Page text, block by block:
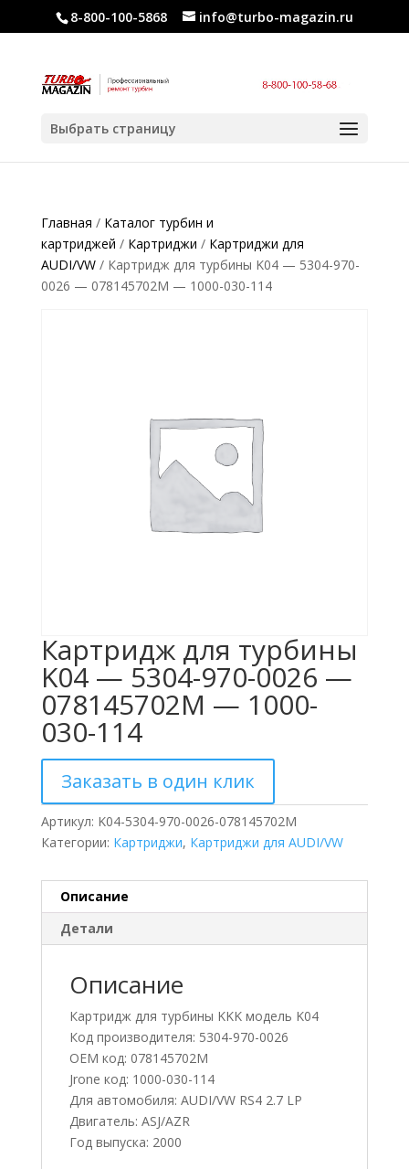
8-800-100-5868 info@turbo-magazin.ru
Выбрать страницу
Главная / Каталог турбин и
картриджей / Картриджи / Картриджи для
AUDI/VW/ Картридж для турбины K04 — 5304-970-
0026 — 078145702M — 1000-030-114
Картридж для турбины
K04 — 5304-970-0026 —
078145702M — 1000-
030-114
Заказать в один клик
Артикул: K04-5304-970-0026-078145702M
Категории: Картриджи, Картриджи для AUDI/VW
Описание
Детали
Описание
Картридж для турбины KKK модель K04
Код производителя: 5304-970-0026
OEM код: 078145702M
Jrone код: 1000-030-114
Для автомобиля: AUDI/VW RS4 2.7 LP
Двигатель: ASJ/AZR
Год выпуска: 2000